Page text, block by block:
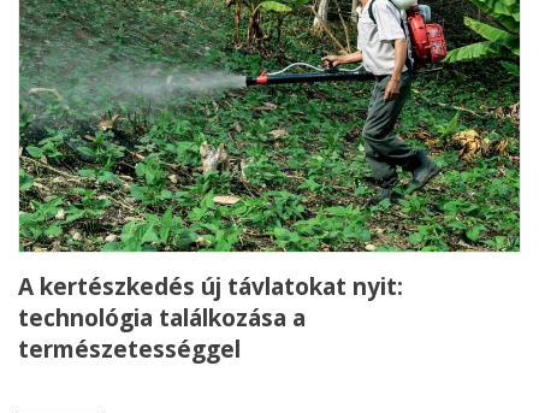
A kertészkedés új távlatokat nyit:
technológia találkozása a
természetességgel